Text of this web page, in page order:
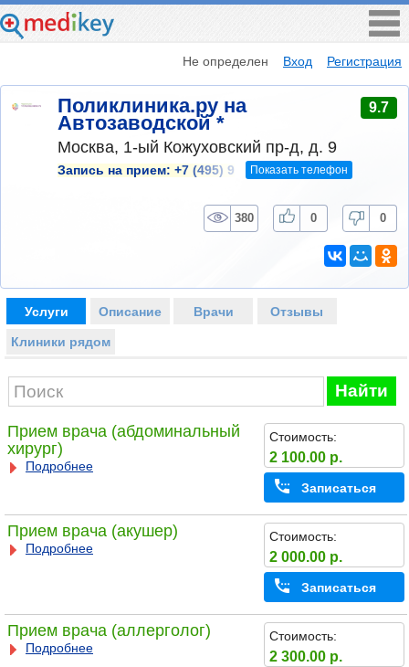
Не определен Вход Регистрация
Поликлиника.ру на
Автозаводской *
9.7
Москва, 1-ый Кожуховский пр-д, д. 9
Запись на прием: +7 (495) 9 Показать телефон
380 0 0
Услуги Описание Врачи Отзывы
Клиники рядом
Найти
Прием врача (абдоминальный
хирург)
Подробнее
Стоимость:
2 100.00 р.
Записаться
Прием врача (акушер)
Подробнее
Стоимость:
2 000.00 р.
Записаться
Прием врача (аллерголог)
Подробнее
Стоимость:
2 300.00 р.